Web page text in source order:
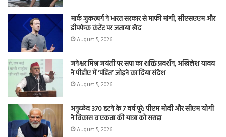
मार्क जुकरबर्ग ने भारत सरकार से माफी मांगी, सीएसएएम और
डीपफेक कंटेंट पर जताया खेद
August 5, 2026
जनेश्वर मिश्र जयंती पर सपा का शक्ति प्रदर्शन, अखिलेश यादव
ने पीडीए में ‘पंडित’ जोड़ने का दिया संदेश
August 5, 2026
अनुच्छेद 370 हटने के 7 वर्ष पूरे: पीएम मोदी और सीएम योगी
ने विकास व एकता की यात्रा को सराहा
August 5, 2026